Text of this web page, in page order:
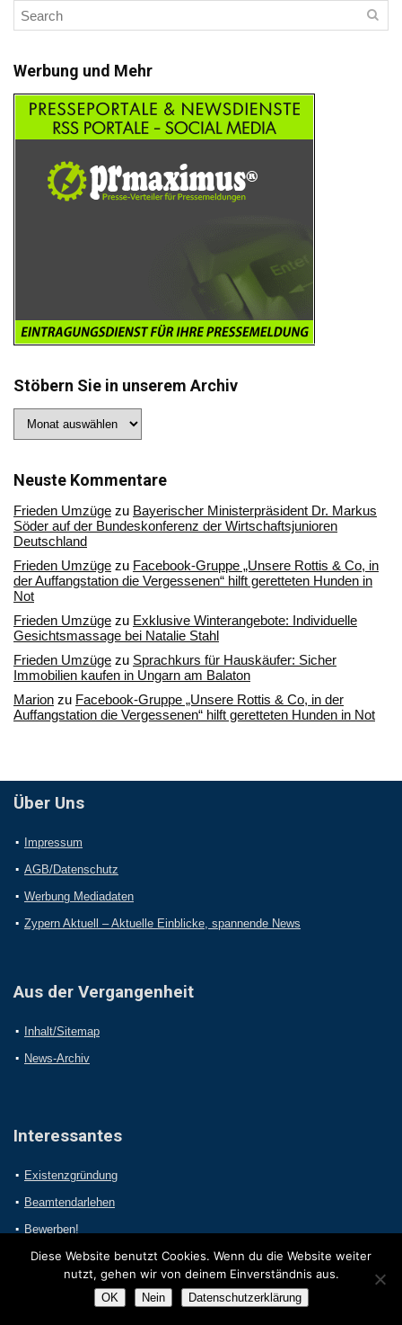
Werbung und Mehr
Stöbern Sie in unserem Archiv
Sie
Archiv
Neuste Kommentare
Frieden Umzüge zu Bayerischer Ministerpräsident Dr. Markus
Söder auf der Bundeskonferenz der Wirtschaftsjunioren
Deutschland
Frieden Umzüge zu Facebook-Gruppe „Unsere Rottis & Co, in
der Auffangstation die Vergessenen“ hilft geretteten Hunden in
Not
Frieden Umzüge zu Exklusive Winterangebote: Individuelle
Gesichtsmassage bei Natalie Stahl
Frieden Umzüge zu Sprachkurs für Hauskäufer: Sicher
Immobilien kaufen in Ungarn am Balaton
Marion zu Facebook-Gruppe „Unsere Rottis & Co, in der
Auffangstation die Vergessenen“ hilft geretteten Hunden in Not
Über Uns
Impressum
AGB/Datenschutz
Werbung Mediadaten
Zypern Aktuell – Aktuelle Einblicke, spannende News
Aus der Vergangenheit
Inhalt/Sitemap
News-Archiv
Interessantes
Existenzgründung
Beamtendarlehen
Bewerben!
2017 Online-Presseportal.com. Alle Rechte vorbehalten.
Diese Website benutzt Cookies. Wenn du die Website weiter
nutzt, gehen wir von deinem Einverständnis aus.
OK Nein Datenschutzerklärung